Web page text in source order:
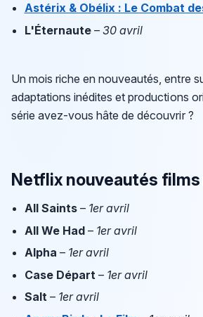
Astérix & Obélix : Le Combat
L'Éternaute– 30 avril
Un mois riche en nouveautés, entre
adaptations inédites et productions
série avez-vous hâte de découvrir ?
Netflix nouveautés films
All Saints– 1er avril
All We Had– 1er avril
Alpha – 1er avril
Case Départ – 1er avril
Salt– 1er avril